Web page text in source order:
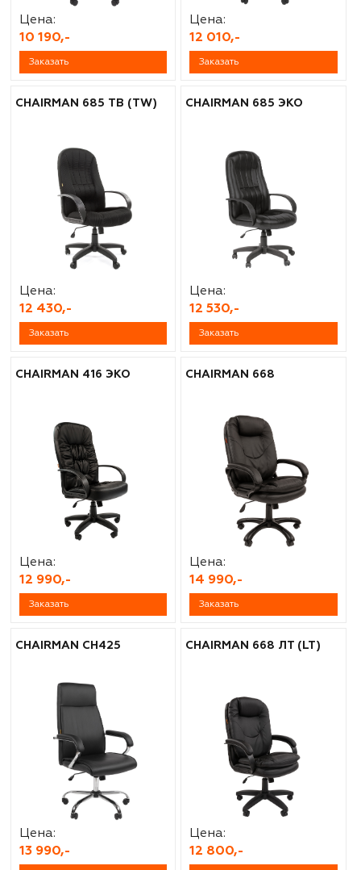
Цена:
10 190,-
Заказать
Цена:
12 010,-
Заказать
CHAIRMAN 685 ТВ (TW)
Цена:
12 430,-
Заказать
CHAIRMAN 685 ЭКО
Цена:
12 530,-
Заказать
CHAIRMAN 416 ЭКО
Цена:
12 990,-
Заказать
CHAIRMAN 668
Цена:
14 990,-
Заказать
CHAIRMAN CH425
Цена:
13 990,-
CHAIRMAN 668 ЛТ (LT)
Цена:
12 800,-